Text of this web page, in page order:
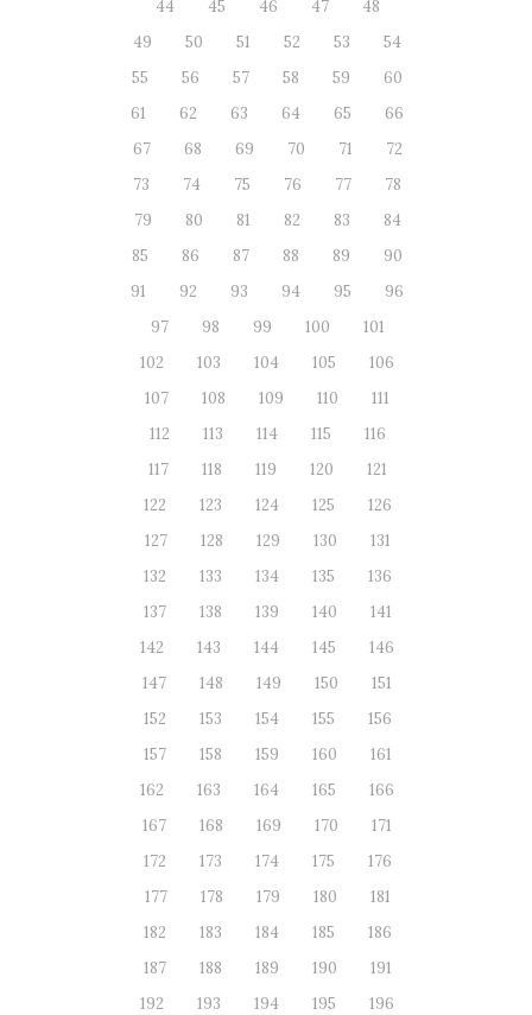
44 45 46 47
48
49
50 51 52 53
54
55
56 57 58 59
60
61
62 63 64 65
66
67
68 69 70 71
72
73
74 75 76 77
78
79
80 81 82 83
84
85
86 87 88 89
90
91
92 93 94 95
96
97
98 99 100
101
102
103 104 105
106
107
108 109 110
111
112
113 114 115
116
117
118 119 120
121
122
123 124 125
126
127
128 129 130
131
132
133 134 135
136
137
138 139 140
141
142
143 144 145
146
147
148 149 150
151
152
153 154 155
156
157
158 159 160
161
162
163 164 165
166
167
168 169 170
171
172
173 174 175
176
177
178 179 180
181
182
183 184 185
186
187
188 189 190
191
192
193 194 195
196